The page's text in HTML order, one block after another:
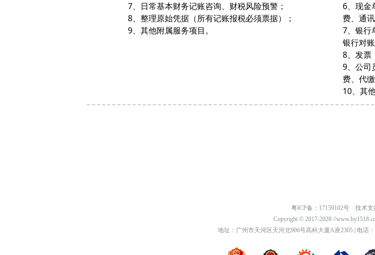
7、日常基本财务记账咨询、财税风险预警；
8、整理原始凭据（所有记账报税必须票据）；
9、其他附属服务项目。
6、现金
费、通
7、银行
银行对
8、发票
9、公司
费、代
10、其
粤ICP备： 17159102号 技术支
Copyright © 2017-2028 //
地址：广州市天河区天河北906号高科大厦A座2305 | 电话：